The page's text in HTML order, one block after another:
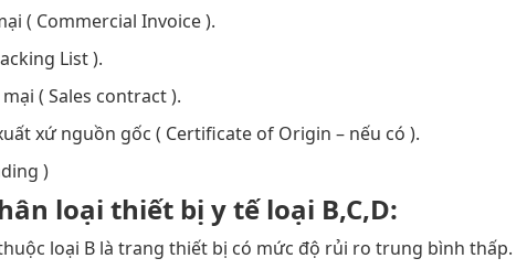
( Commercial Invoice ).
List ).
( Sales contract ).
xứ nguồn gốc ( Certificate of Origin – nếu có ).
)
loại thiết bị y tế loại B,C,D:
loại B là trang thiết bị có mức độ rủi ro trung bình thấp.